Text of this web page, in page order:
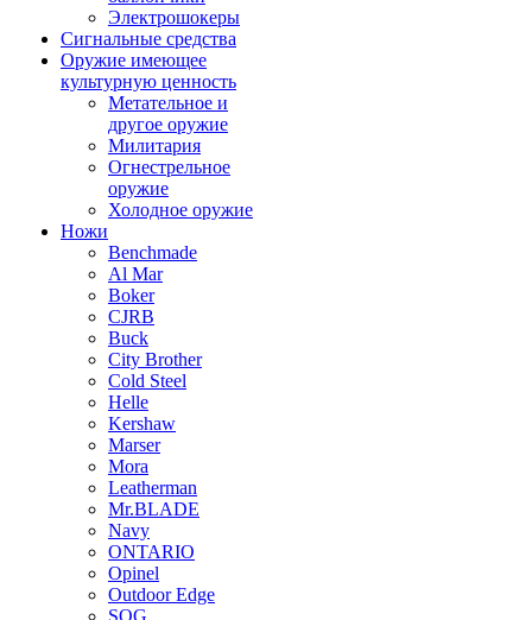
Электрошокеры
Сигнальные средства
Оружие имеющее
культурную ценность
Метательное и
другое оружие
Милитария
Огнестрельное
оружие
Холодное оружие
Ножи
Benchmade
Al Mar
Boker
CJRB
Buck
City Brother
Cold Steel
Helle
Kershaw
Marser
Mora
Leatherman
Mr.BLADE
Navy
ONTARIO
Opinel
Outdoor Edge
SOG